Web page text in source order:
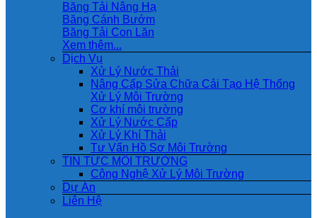
Băng Tải Nâng Hạ
Băng Cánh Bướm
Băng Tải Con Lăn
Xem thêm...
Dịch Vụ
Xử Lý Nước Thải
Nâng Cấp Sửa Chữa Cải Tạo Hệ Thống
Xử Lý Môi Trường
Cơ khí môi trường
Xử Lý Nước Cấp
Xử Lý Khí Thải
Tư Vấn Hồ Sơ Môi Trường
TIN TỨC MÔI TRƯỜNG
Công Nghệ Xử Lý Môi Trường
Dự Án
Liên Hệ